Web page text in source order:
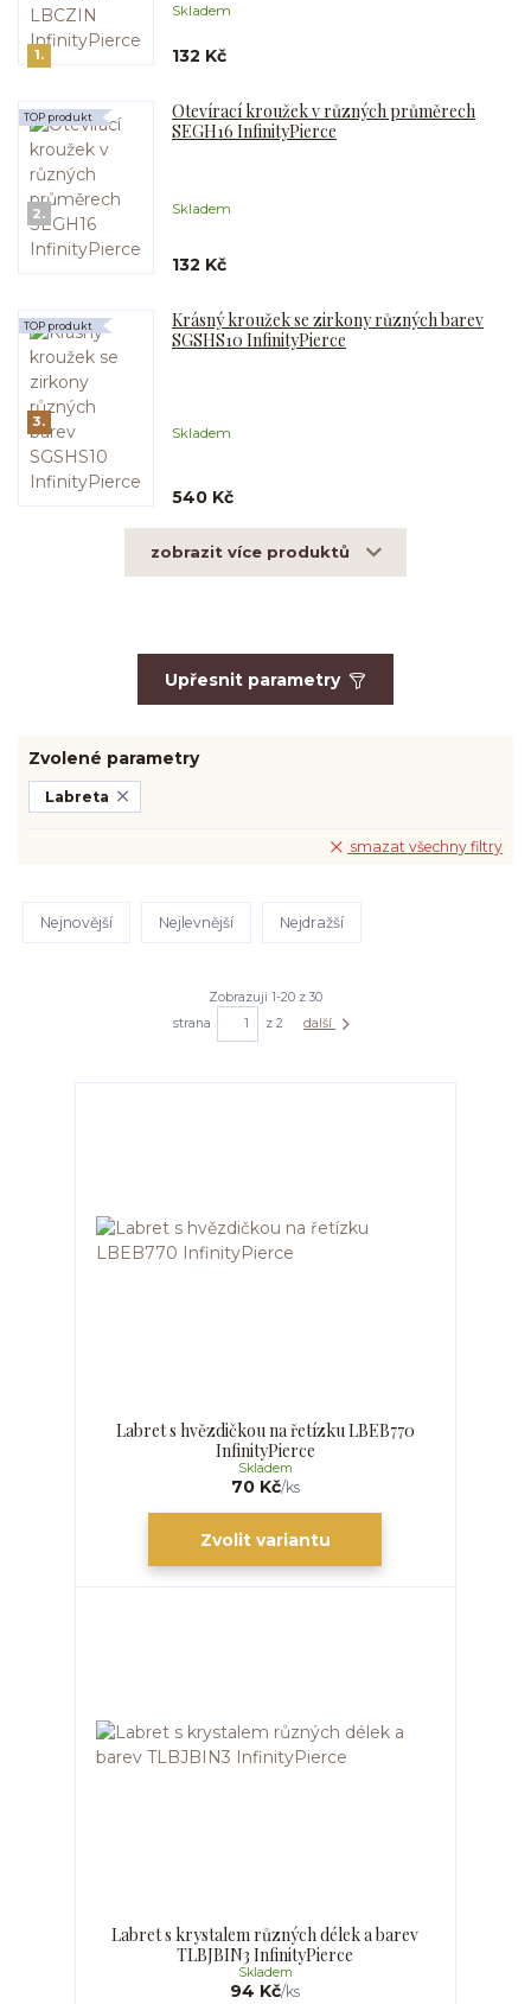
1.
Skladem
132 Kč
2.
Otevírací kroužek v různých průměrech
SEGH16 InfinityPierce
Skladem
TOP produkt
132 Kč
3.
Krásný kroužek se zirkony různých barev
SGSHS10 InfinityPierce
Skladem
TOP produkt
540 Kč
zobrazit více produktů
Upřesnit parametry
Zvolené parametry
Labreta
smazat všechny filtry
Nejnovější Nejlevnější Nejdražší
Zobrazuji 1-20 z 30
strana
z 2 další
Labret s hvězdičkou na řetízku LBEB770
InfinityPierce
70 Kč/ks
Skladem
Zvolit variantu
Labret s krystalem různých délek a barev
TLBJBIN3 InfinityPierce
94 Kč/ks
Skladem